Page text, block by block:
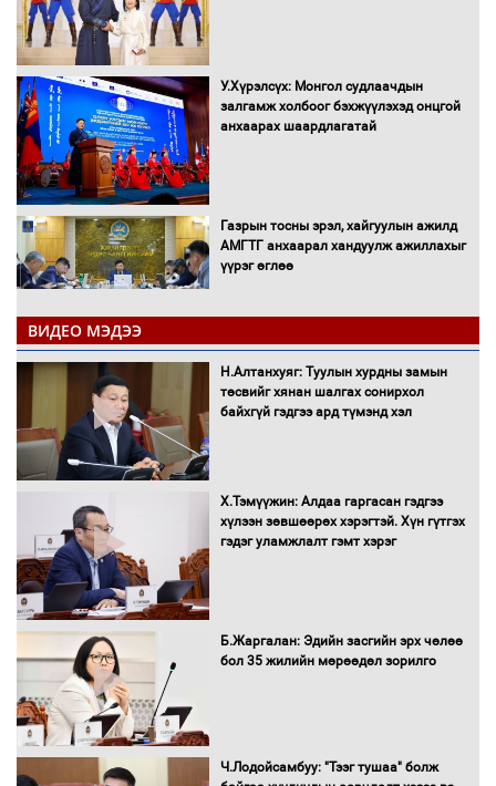
У.Хүрэлсүх: Монгол судлаачдын
залгамж холбоог бэхжүүлэхэд онцгой
анхаарах шаардлагатай
Газрын тосны эрэл, хайгуулын ажилд
АМГТГ анхаарал хандуулж ажиллахыг
үүрэг өглөө
Н.Номтойбаяр: Орон нутаг хөгжихөд
чөдөр болж буй хууль, эрхзүйн орчныг
шинэчилнэ
чиглэлийн төмөр замыг ашиглалтад
оруулахаар бэлтгэж байна
асаалаа
салбарын бодлого, хууль тогтоомжид
ВИДЕО МЭДЭЭ
Н.Алтанхуяг: Туулын хурдны замын
төсвийг хянан шалгах сонирхол
байхгүй гэдгээ ард түмэнд хэл
Х.Тэмүүжин: Алдаа гаргасан гэдгээ
хүлээн зөвшөөрөх хэрэгтэй. Хүн гүтгэх
гэдэг уламжлалт гэмт хэрэг
Б.Жаргалан: Эдийн засгийн эрх чөлөө
бол 35 жилийн мөрөөдөл зорилго
Ч.Лодойсамбуу: "Тээг тушаа" болж